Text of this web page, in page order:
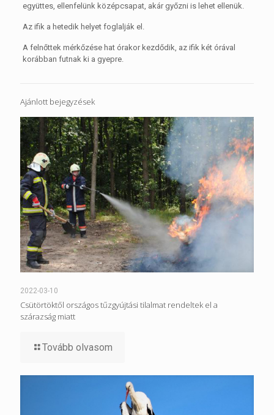
együttes, ellenfelünk középcsapat, akár győzni is lehet ellenük.
Az ifik a hetedik helyet foglalják el.
A felnőttek mérkőzése hat órakor kezdődik, az ifik két órával
korábban futnak ki a gyepre.
Ajánlott bejegyzések
2022-03-10
Csütörtöktől országos tűzgyújtási tilalmat rendeltek el a
szárazság miatt
Tovább olvasom